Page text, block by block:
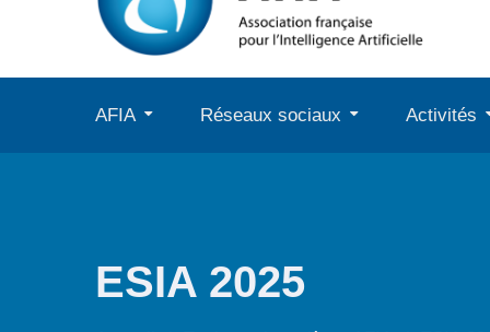
AFIA Réseaux sociaux Activités
ESIA 2025